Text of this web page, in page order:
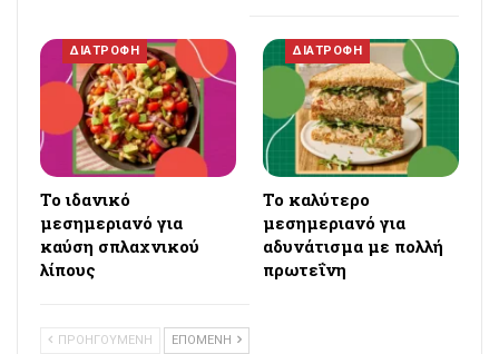
ΔΙΑΤΡΟΦΗ
Το ιδανικό
μεσημεριανό για
καύση σπλαχνικού
λίπους
ΔΙΑΤΡΟΦΗ
Το καλύτερο
μεσημεριανό για
αδυνάτισμα με πολλή
πρωτεΐνη
ΠΡΟΗΓΟΥΜΕΝΗ ΕΠΟΜΕΝΗ